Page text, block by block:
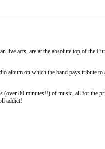
acts, are at the absolute top of the
album on which the band pays tribute
(over 80 minutes!!) of music, all for the
addict!